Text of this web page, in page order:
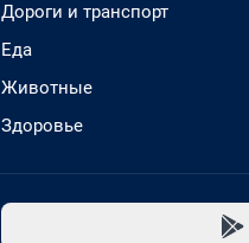
Дороги и транспорт
Еда
Животные
Здоровье